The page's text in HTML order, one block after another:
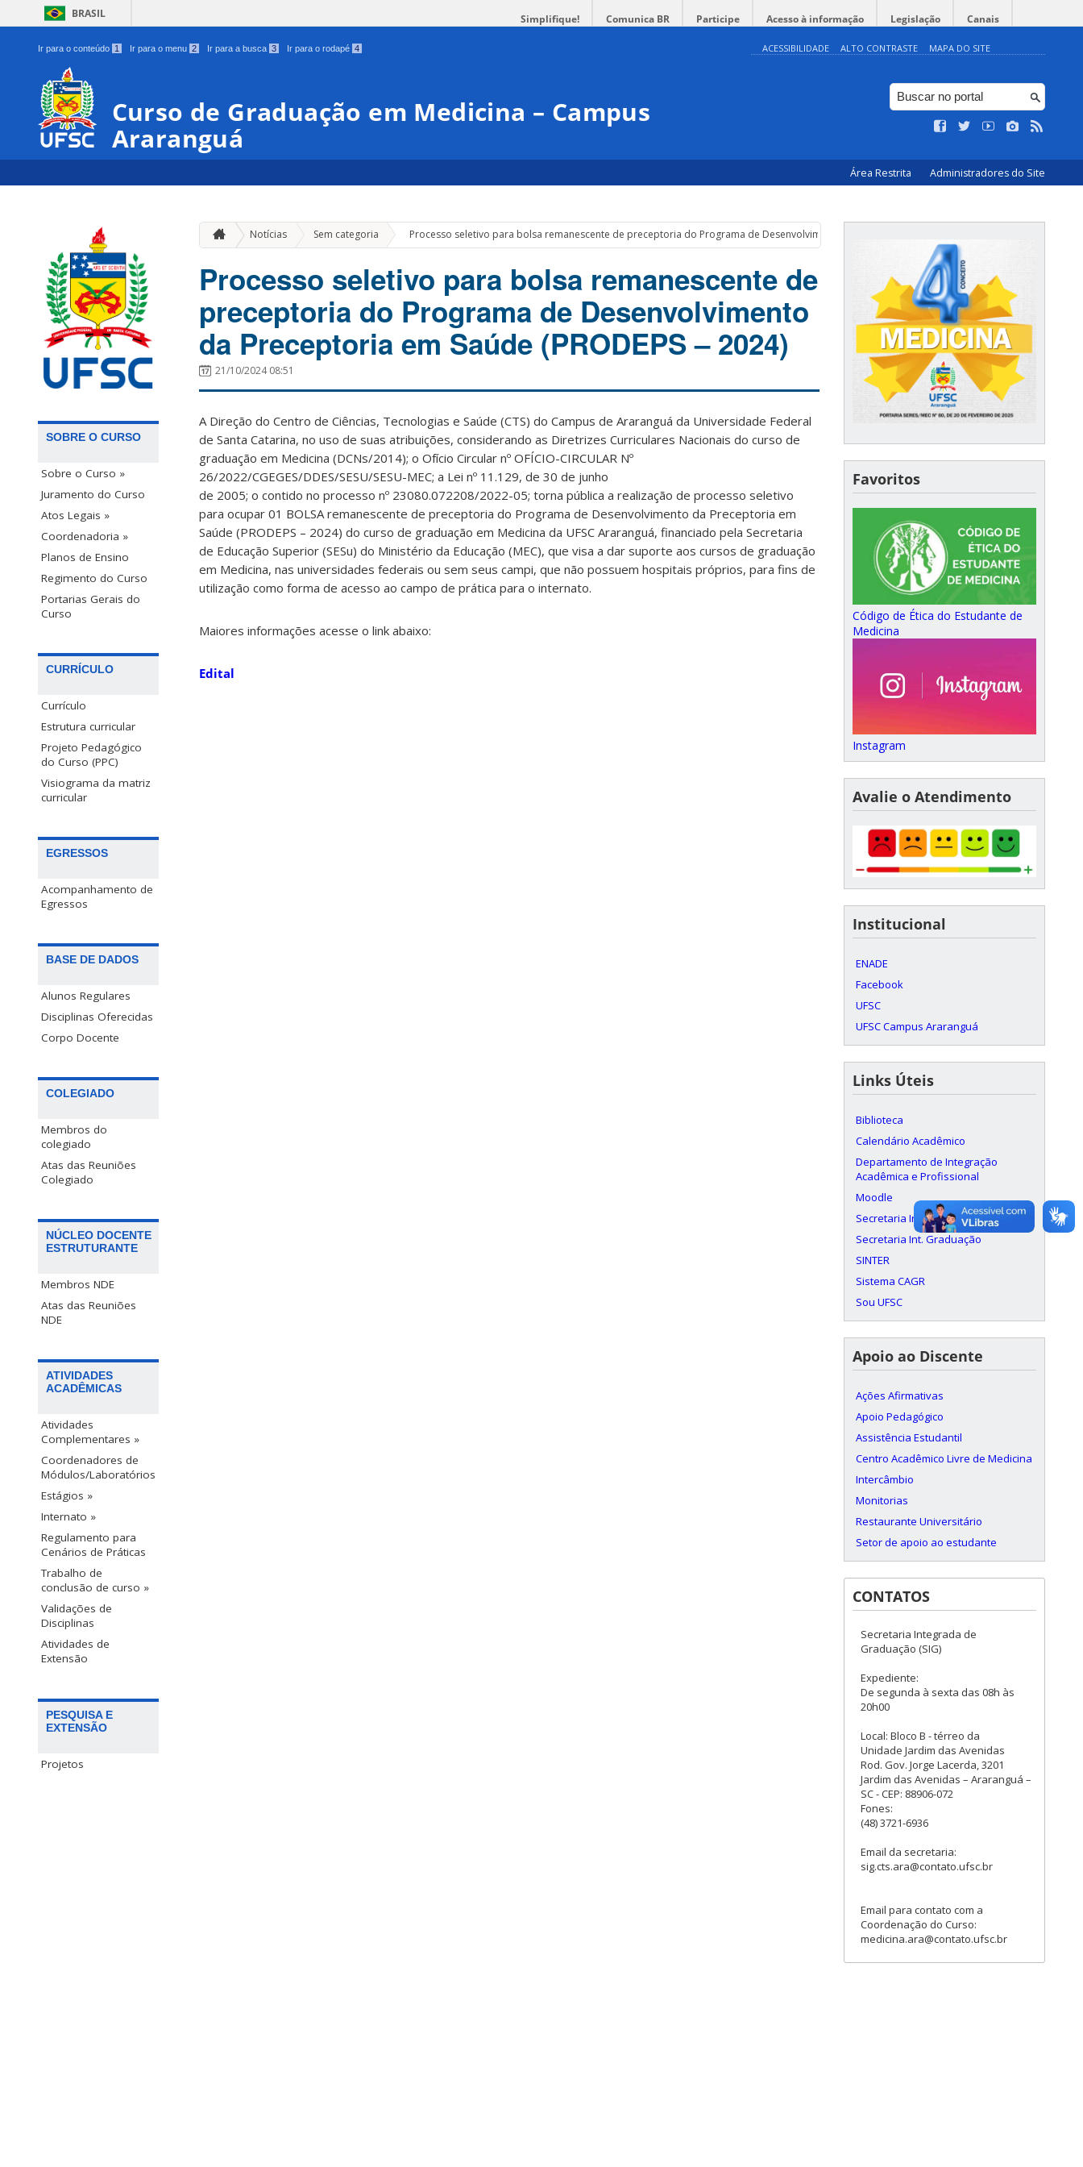
BRASIL Simplifique! Comunica BR Participe Acesso à informação Legislação Canais
Ir para o conteúdo 1 Ir para o menu 2 Ir para a busca 3 Ir para o rodapé 4 ACESSIBILIDADE ALTO CONTRASTE MAPA DO SITE
Curso de Graduação em Medicina – Campus
Araranguá
Área Restrita Administradores do Site
SOBRE O CURSO
Sobre o Curso »
Juramento do Curso
Atos Legais »
Coordenadoria »
Planos de Ensino
Regimento do Curso
Portarias Gerais do
Curso
CURRÍCULO
Currículo
Estrutura curricular
Projeto Pedagógico
do Curso (PPC)
Visiograma da matriz
curricular
EGRESSOS
Acompanhamento de
Egressos
BASE DE DADOS
Alunos Regulares
Disciplinas Oferecidas
Corpo Docente
COLEGIADO
Membros do
colegiado
Atas das Reuniões
Colegiado
NÚCLEO DOCENTE
ESTRUTURANTE
Membros NDE
Atas das Reuniões
NDE
ATIVIDADES
ACADÊMICAS
Atividades
Complementares »
Coordenadores de
Módulos/Laboratórios
Estágios »
Internato »
Regulamento para
Cenários de Práticas
Trabalho de
conclusão de curso »
Validações de
Disciplinas
Atividades de
Extensão
PESQUISA E
EXTENSÃO
Projetos
Notícias Sem categoria » Processo seletivo para bolsa remanescente de preceptoria do Programa de Desenvolvimento da Preceptoria em Saúde (PRODEPS – 2024)
Processo seletivo para bolsa remanescente de
preceptoria do Programa de Desenvolvimento
da Preceptoria em Saúde (PRODEPS – 2024)
21/10/2024 08:51
A Direção do Centro de Ciências, Tecnologias e Saúde (CTS) do Campus de Araranguá da Universidade Federal
de Santa Catarina, no uso de suas atribuições, considerando as Diretrizes Curriculares Nacionais do curso de
graduação em Medicina (DCNs/2014); o Ofício Circular nº OFÍCIO-CIRCULAR Nº
26/2022/CGEGES/DDES/SESU/SESU-MEC; a Lei nº 11.129, de 30 de junho
de 2005; o contido no processo nº 23080.072208/2022-05; torna pública a realização de processo seletivo
para ocupar 01 BOLSA remanescente de preceptoria do Programa de Desenvolvimento da Preceptoria em
Saúde (PRODEPS – 2024) do curso de graduação em Medicina da UFSC Araranguá, financiado pela Secretaria
de Educação Superior (SESu) do Ministério da Educação (MEC), que visa a dar suporte aos cursos de graduação
em Medicina, nas universidades federais ou sem seus campi, que não possuem hospitais próprios, para fins de
utilização como forma de acesso ao campo de prática para o internato.
Maiores informações acesse o link abaixo:
Edital
Favoritos
Código de Ética do Estudante de
Medicina
Instagram
Avalie o Atendimento
Institucional
ENADE
Facebook
UFSC
UFSC Campus Araranguá
Links Úteis
Biblioteca
Calendário Acadêmico
Departamento de Integração
Acadêmica e Profissional
Moodle
Secretaria Int. Departamento
Secretaria Int. Graduação
SINTER
Sistema CAGR
Sou UFSC
Apoio ao Discente
Ações Afirmativas
Apoio Pedagógico
Assistência Estudantil
Centro Acadêmico Livre de Medicina
Intercâmbio
Monitorias
Restaurante Universitário
Setor de apoio ao estudante
CONTATOS
Secretaria Integrada de
Graduação (SIG)
Expediente:
De segunda à sexta das 08h às
20h00
Local: Bloco B - térreo da
Unidade Jardim das Avenidas
Rod. Gov. Jorge Lacerda, 3201
Jardim das Avenidas – Araranguá –
SC - CEP: 88906-072
Fones:
(48) 3721-6936
Email da secretaria:
sig.cts.ara@contato.ufsc.br
Email para contato com a
Coordenação do Curso:
medicina.ara@contato.ufsc.br